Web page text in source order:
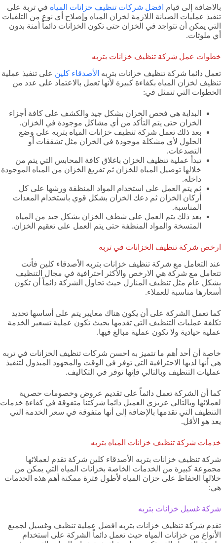
بالاضافة إلى قيام افضل شركات تنظيف خزانات المياه في تربة على
تنفيذ عمليات الصيانة اللازمة لخزان المياه وإصلاح أي نوع من التلفيات
التي يمكن أن تتواجد في الخزان حتى تكون الخزانات دائماً أمنة بدون
أي ملوثات.
خطوات عمل شركة تنظيف خزانات بتربه
تعمل دائما شركة تنظيف خزانات بتربه الأصدقاء كلين على تنفيذ عملية
تنظيف لخزان المياه بكفاءة كبيرة لأنها تعمل بالاعتماد على عدد من
الخطوات التي تتمثل في:
البداية هي فحص الخزان بشكل جيد والكشف على كافة أجزاء
الخزان حتى يتم التأكد من أي مشاكل موجودة في الخزان.
بعد ذلك تعمل شركة تنظيف خزانات المياه بتربه على وضع
الحلول لأي مشكلة موجودة في الخزان مثل تشققات أو
التصدعات.
تبدأ عملية تنظيف الخزان باغلاق كافة المحابس التي يتم من
خلالها توصيل المياه للخزان ثم تفريغ الخزان من المياه الموجودة
داخله.
ثم يتم العمل على استخدام المواد المنظفة ورشها على كل
أركان الخزان ثم دعك الخزان بشكل قوي باستخدام المعدات
المناسبة.
بعد ذلك يتم العمل على شطف الخزان بشكل جيد من المياه
المتسخة والمواد المنظفة حتى يتم العمل على تعقيم الخزان.
ارخص شركة تنظيف الخزانات في تربه
عند التعامل مع شركة تنظيف خزانات بتربه الأصدقاء كلين فأنت
تتعامل مع شركة هي الارخص والأكثر احترافية في مجال التنظيف
بشكل عام مثل تنظيف المنازل حيث تحاول الشركة دائماً أن تكون
أسعارها مناسبة للعملاء.
كما تعمل الشركة على أن يكون هناك معايير يتم على أساسها تحديد
تكلفة عمليات التنظيف التي تقدمها بحيث تكون عملية تسعير الخدمة
عملية حيادية ولا تكون عملية مبالغ فيها.
خاصة أن أحد أهم ما تتميز به احسن شركات تنظيف الخزانات في تربه
هي أنها لديها الاحترافية التي توفر في الوقت والمجهود المبذول لتنفيذ
عمليات التنظيف وبالتالي فإنها توفر في التكاليف.
كما أن الشركة تعمل دائماً على تقديم عروض وخصومات حصرية
لعملائها وبالتالي عزيزي العميل دائما شركتنا متفوقة في كفاءة خدمات
التنظيف التي تقدمها بالإضافة إلى أنها متفوقة في سعر الخدمة التي
يعد هو الأقل.
خدمات شركة تنظيف خزانات المياه بتربه
شركة تنظيف خزانات بتربه الأصدقاء كلين شركة تقدم لعملائها
مجموعة كبيرة من الخدمات الخاصة بخزانات المياه التي يمكن من
خلالها الحفاظ على خزان المياه لأطول فترة ممكنة أهم هذه الخدمات
هي:
شركة غسيل خزانات بتربه
تقدم شركة تنظيف خزانات بتربه افضل عملية تنظيف وغسيل لجميع
الأنواع من خزانات المياه حيث تعمل دائماً الشركة على استخدام